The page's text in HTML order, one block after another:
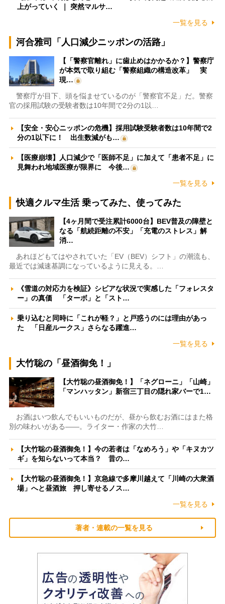
上がっていく ｜ 突然マルサ…
一覧を見る
河合雅司「人口減少ニッポンの活路」
【「警察官離れ」に歯止めはかかるか？】警察庁
が本気で取り組む「警察組織の構造改革」 実
現…
警察庁が目下、頭を悩ませているのが「警察官不足」だ。警察
官の採用試験の受験者数は10年間で2分の1以…
【安全・安心ニッポンの危機】採用試験受験者数は10年間で2
分の1以下に！ 出生数減がも…
【医療崩壊】人口減少で「医師不足」に加えて「患者不足」に
見舞われ地域医療が限界に 今後…
一覧を見る
快適クルマ生活 乗ってみた、使ってみた
【4ヶ月間で受注累計6000台】BEV普及の障壁と
なる「航続距離の不安」「充電のストレス」解
消…
あれほどもてはやされていた「EV（BEV）シフト」の潮流も、
最近では減速基調になっているように見える。…
《雪道の対応力を検証》シビアな状況で実感した「フォレスタ
ー」の真価 「ターボ」と「スト…
乗り込むと同時に「これが軽？」と戸惑うのには理由があっ
た 「日産ルークス」さらなる躍進…
一覧を見る
大竹聡の「昼酒御免！」
【大竹聡の昼酒御免！】「ネグローニ」「山崎」
「マンハッタン」新宿三丁目の隠れ家バーで1…
お酒はいつ飲んでもいいものだが、昼から飲むお酒にはまた格
別の味わいがある――。ライター・作家の大竹…
【大竹聡の昼酒御免！】今の若者は「なめろう」や「キヌカツ
ギ」を知らないって本当？ 昔の…
【大竹聡の昼酒御免！】京急線で多摩川越えて「川崎の大衆酒
場」へと昼酒旅 押し寄せるノス…
一覧を見る
著者・連載の一覧を見る